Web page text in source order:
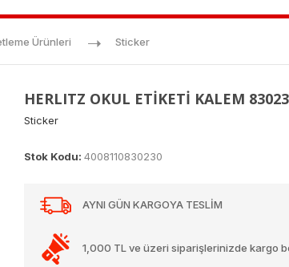
Ürünleri Sticker
HERLITZ OKUL ETİKETİ KALEM
Sticker
Stok Kodu: 4008110830230
AYNI GÜN KARGOYA TESLİM
1,000 TL ve üzeri siparişlerinizde kargo